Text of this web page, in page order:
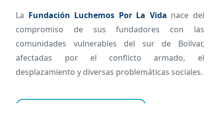
La Fundación Luchemos Por La Vida nace del
compromiso de sus fundadores con las
comunidades vulnerables del sur de Bolívar,
afectadas por el conflicto armado, el
desplazamiento y diversas problemáticas sociales.